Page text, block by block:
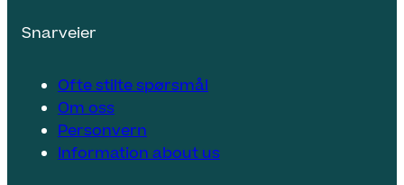
Snarveier
Ofte stilte spørsmål
Om oss
Personvern
Information about us